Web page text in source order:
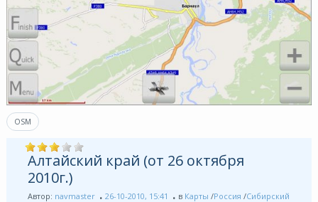
OSM
Алтайский край (от 26 октября
2010г.)
Автор: navmaster 26-10-2010, 15:41 в Карты /Россия /Сибирский